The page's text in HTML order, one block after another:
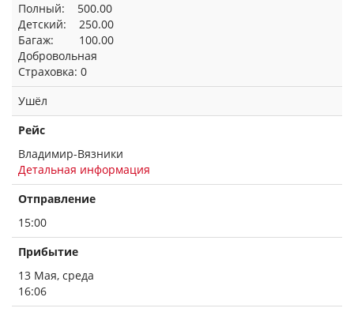
Полный: 500.00
Детский: 250.00
Багаж: 100.00
Добровольная
Страховка: 0
Ушёл
Рейс
Владимир-Вязники
Детальная информация
Отправление
15:00
Прибытие
13 Мая, среда
16:06